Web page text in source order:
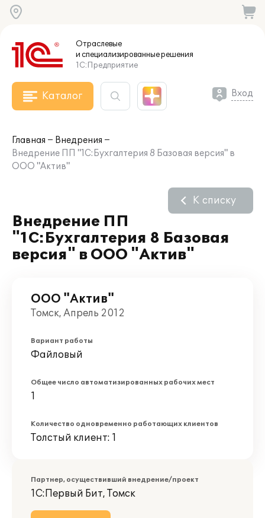
Отраслевые
и специализированныерешения
1С:Предприятие
Каталог Вход
Главная
Внедрения
Внедрение ПП "1С:Бухгалтерия 8 Базовая версия" в
ООО "Актив"
Внедрение ПП
"1С:Бухгалтерия 8 Базовая
версия" в ООО "Актив"
К списку
ООО "Актив"
Томск, Апрель 2012
Вариант работы
Файловый
Общее число автоматизированных рабочих мест
1
Количество одновременно работающих клиентов
Толстый клиент: 1
Партнер, осуществивший внедрение/проект
1С:Первый Бит, Томск